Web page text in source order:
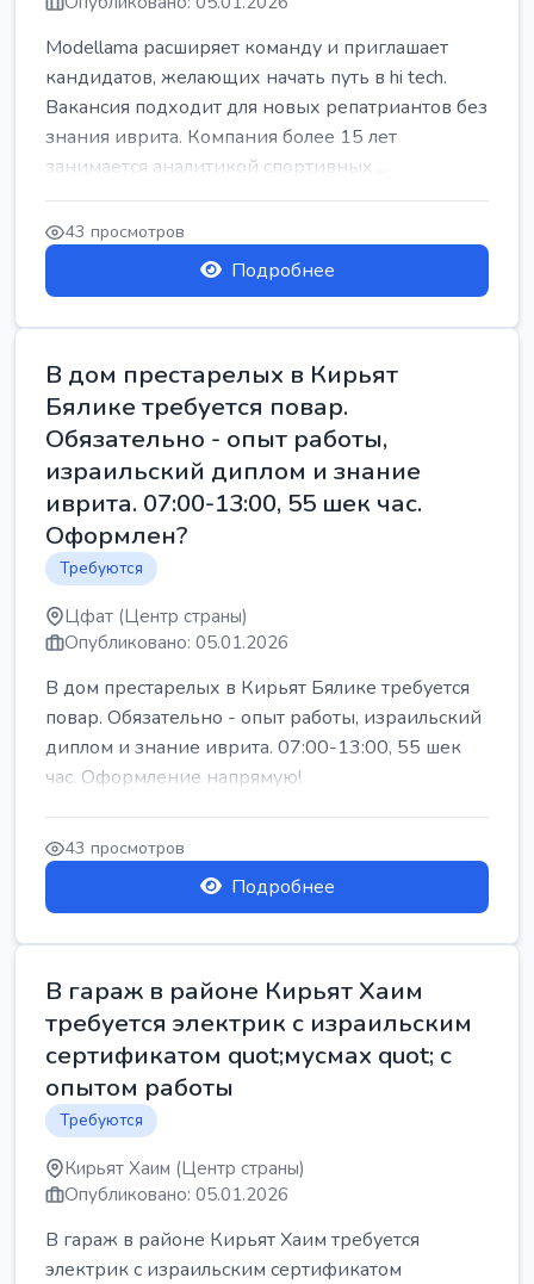
Modellama расширяет команду и приглашает
кандидатов, желающих начать путь в hi tech.
Вакансия подходит для новых репатриантов без
знания иврита. Компания более 15 лет
занимается аналитикой спортивных ...
43 просмотров
Подробнее
В дом престарелых в Кирьят
Бялике требуется повар.
Обязательно - опыт работы,
израильский диплом и знание
иврита. 07:00-13:00, 55 шек час.
Оформлен?
Требуются
Цфат (Центр страны)
Опубликовано: 05.01.2026
В дом престарелых в Кирьят Бялике требуется
повар. Обязательно - опыт работы, израильский
диплом и знание иврита. 07:00-13:00, 55 шек
час. Оформление напрямую!
43 просмотров
Подробнее
В гараж в районе Кирьят Хаим
требуется электрик с израильским
сертификатом quot;мусмах quot; с
опытом работы
Требуются
Кирьят Хаим (Центр страны)
Опубликовано: 05.01.2026
В гараж в районе Кирьят Хаим требуется
электрик с израильским сертификатом